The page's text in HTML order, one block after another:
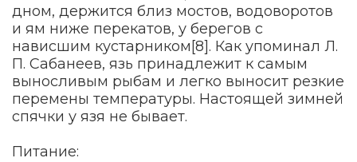
дном, держится близ мостов, водоворотов
и ям ниже перекатов, у берегов с
нависшим кустарником[8]. Как упоминал Л.
П. Сабанеев, язь принадлежит к самым
выносливым рыбам и легко выносит резкие
перемены температуры. Настоящей зимней
спячки у язя не бывает.
Питание: